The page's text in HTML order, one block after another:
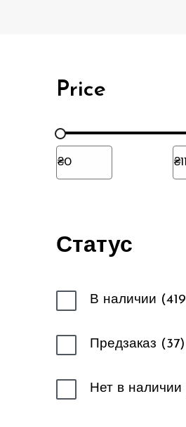
Price
Статус
В наличии 419
Предзаказ 37
Нет в наличии